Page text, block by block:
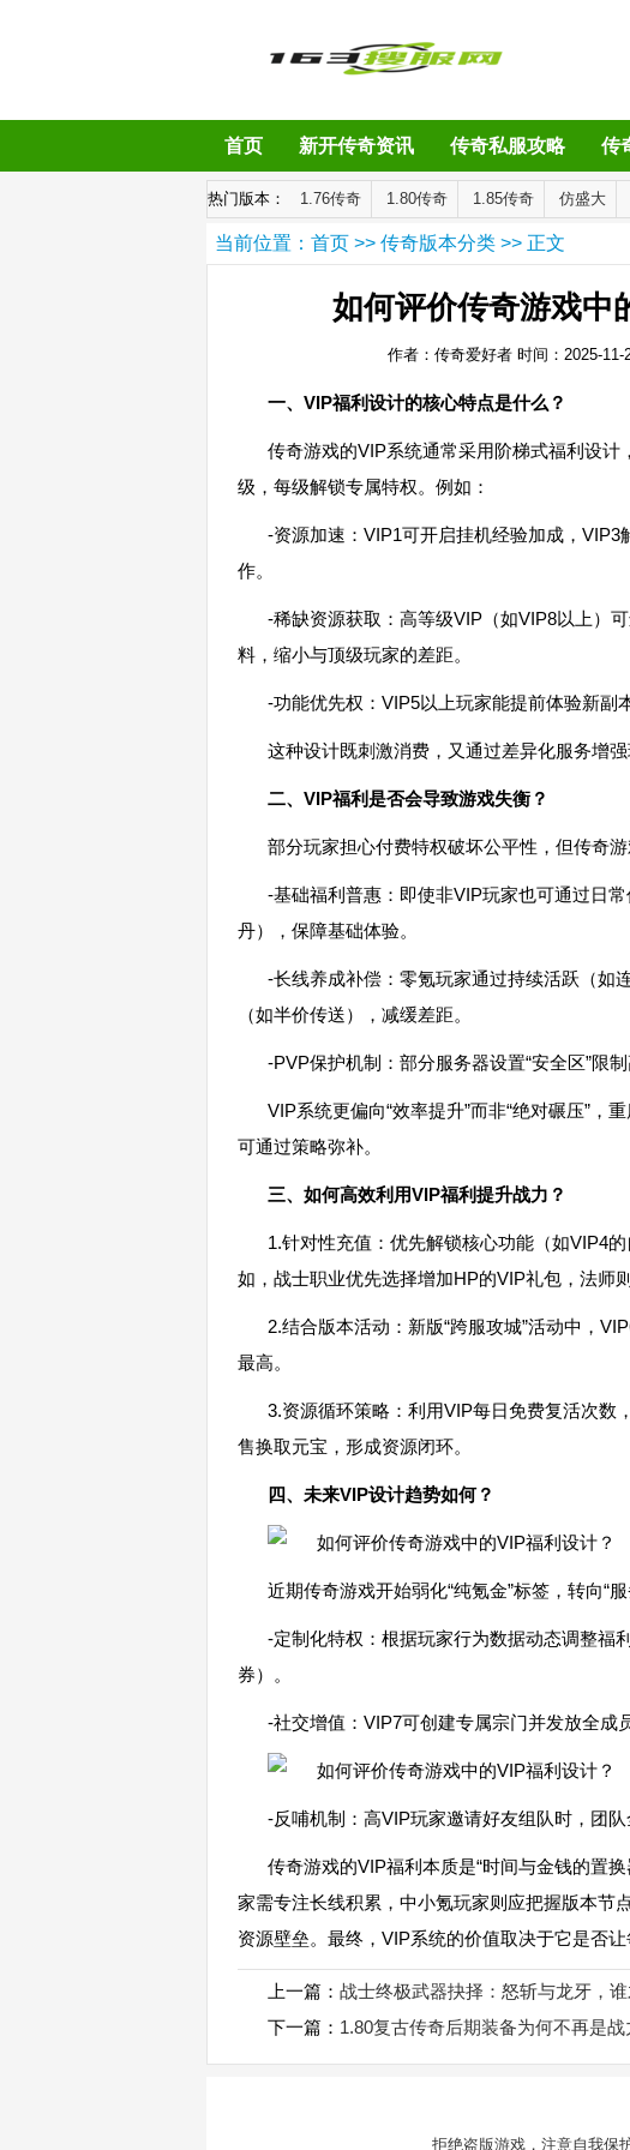
首页 新开传奇资讯 传奇私服攻略 传
热门版本： 1.76传奇 1.80传奇 1.85传奇 仿盛大
当前位置： 首页 >> 传奇版本分类 >> 正文
如何评价传奇游戏中
作者：传奇爱好者 时间：2025-11-
一、VIP福利设计的核心特点是什么？
传奇游戏的VIP系统通常采用阶梯式福利设
级，每级解锁专属特权。例如：
-资源加速：VIP1可开启挂机经验加成，
作。
-稀缺资源获取：高等级VIP（如VIP8以上）
料，缩小与顶级玩家的差距。
-功能优先权：VIP5以上玩家能提前体验新副
这种设计既刺激消费，又通过差异化服务增强
二、VIP福利是否会导致游戏失衡？
部分玩家担心付费特权破坏公平性，但传奇
-基础福利普惠：即使非VIP玩家也可通过日
丹），保障基础体验。
-长线养成补偿：零氪玩家通过持续活跃（如
（如半价传送），减缓差距。
-PVP保护机制：部分服务器设置“安全区”限
VIP系统更偏向“效率提升”而非“绝对碾压”，
可通过策略弥补。
三、如何高效利用VIP福利提升战力？
1.针对性充值：优先解锁核心功能（如VIP4
如，战士职业优先选择增加HP的VIP礼包，法师
2.结合版本活动：新版“跨服攻城”活动中，
最高。
3.资源循环策略：利用VIP每日免费复活次数
售换取元宝，形成资源闭环。
四、未来VIP设计趋势如何？
近期传奇游戏开始弱化“纯氪金”标签，转向“服
-定制化特权：根据玩家行为数据动态调整福
券）。
-社交增值：VIP7可创建专属宗门并发放全成
-反哺机制：高VIP玩家邀请好友组队时，团
传奇游戏的VIP福利本质是“时间与金钱的置
家需专注长线积累，中小氪玩家则应把握版本节
资源壁垒。最终，VIP系统的价值取决于它是否
上一篇： 战士终极武器抉择：怒斩与龙牙，
下一篇： 1.80复古传奇后期装备为何不再是战
拒绝盗版游戏，注意自我保